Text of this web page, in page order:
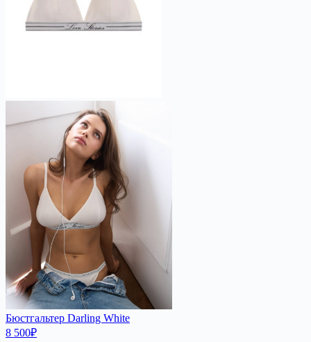
Бюстгальтер Darling White
8 500₽